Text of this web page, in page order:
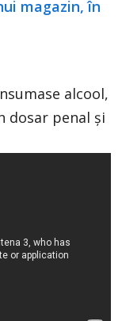
alcool,
dosar penal și